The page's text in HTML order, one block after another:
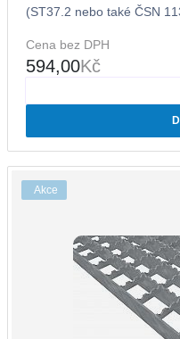
(ST37.2 nebo také ČSN
Cena bez DPH
594,00Kč
Akce